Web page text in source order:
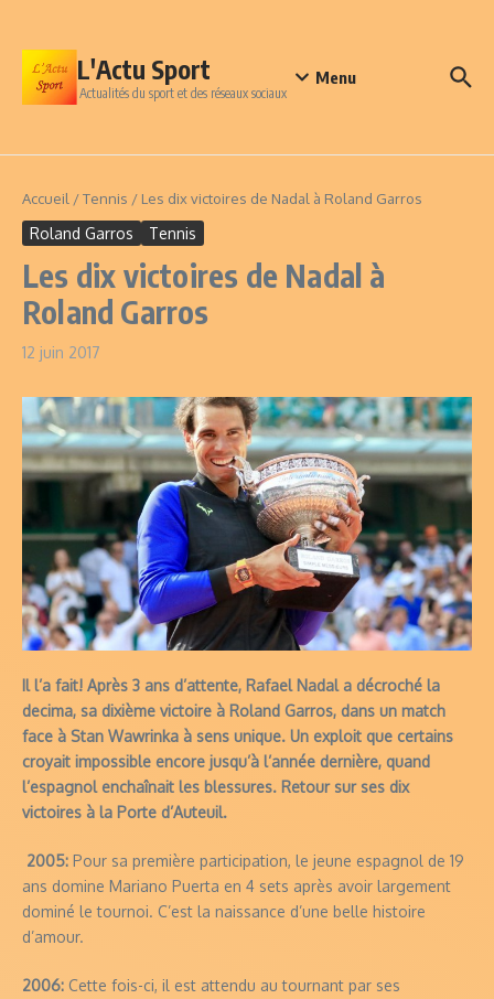
L'Actu Sport
Actualités du sport et des réseaux sociaux
Menu
Accueil /Tennis / Les dix victoires de Nadal à Roland Garros
Roland Garros Tennis
Les dix victoires de Nadal à
Roland Garros
12 juin 2017
Il l’a fait! Après 3 ans d’attente, Rafael Nadal a décroché la
decima, sa dixième victoire à Roland Garros, dans un match
face à Stan Wawrinka à sens unique. Un exploit que certains
croyait impossible encore jusqu’à l’année dernière, quand
l’espagnol enchaînait les blessures. Retour sur ses dix
victoires à la Porte d’Auteuil.
2005: Pour sa première participation, le jeune espagnol de 19
ans domine Mariano Puerta en 4 sets après avoir largement
dominé le tournoi. C’est la naissance d’une belle histoire
d’amour.
2006: Cette fois-ci, il est attendu au tournant par ses